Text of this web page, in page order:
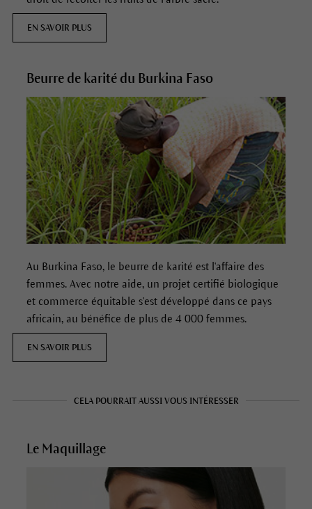
EN SAVOIR PLUS
Beurre de karité du Burkina Faso
Au Burkina Faso, le beurre de karité est l'affaire des
femmes. Avec notre aide, un projet certifié biologique
et commerce équitable s'est développé dans ce pays
africain, au bénéfice de plus de 4 000 femmes.
EN SAVOIR PLUS
CELA POURRAIT AUSSI VOUS INTÉRESSER
Le Maquillage